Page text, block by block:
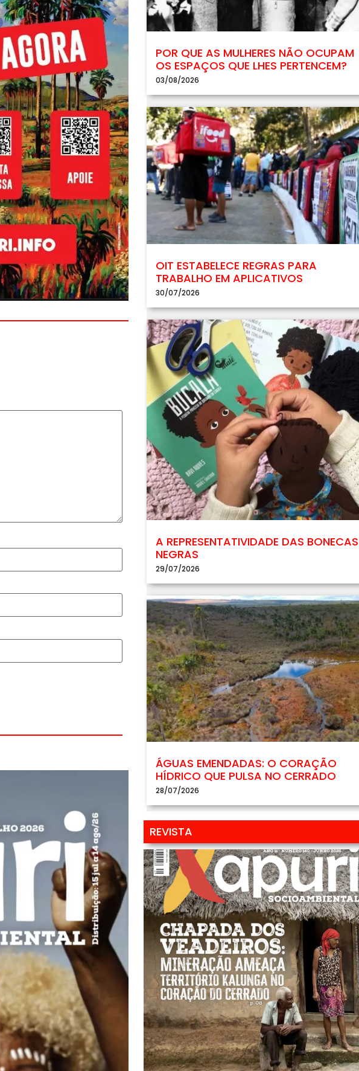
POR QUE AS MULHERES NÃO OCUPAM
OS ESPAÇOS QUE LHES PERTENCEM?
03/08/2026
OIT ESTABELECE REGRAS PARA
TRABALHO EM APLICATIVOS
30/07/2026
A REPRESENTATIVIDADE DAS BONECAS
NEGRAS
29/07/2026
ÁGUAS EMENDADAS: O CORAÇÃO
HÍDRICO QUE PULSA NO CERRADO
28/07/2026
REVISTA